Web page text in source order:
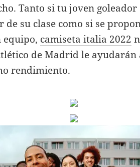
Tanto si tu joven
de su clase como si se
equipo, camiseta italia 2022
de Madrid le ayudarán
rendimiento.